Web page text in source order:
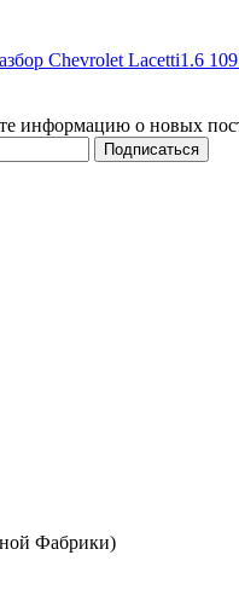
Chevrolet Lacetti1.6
информацию о новых
Фабрики)